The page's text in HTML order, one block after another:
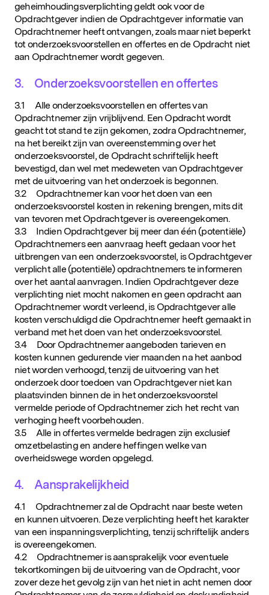
geheimhoudingsverplichting geldt ook voor de
Opdrachtgever indien de Opdrachtgever informatie van
Opdrachtnemer heeft ontvangen, zoals maar niet beperkt
tot onderzoeksvoorstellen en offertes en de Opdracht niet
aan Opdrachtnemer wordt gegeven.
3. Onderzoeksvoorstellen en offertes
3.1 Alle onderzoeksvoorstellen en offertes van
Opdrachtnemer zijn vrijblijvend. Een Opdracht wordt
geacht tot stand te zijn gekomen, zodra Opdrachtnemer,
na het bereikt zijn van overeenstemming over het
onderzoeksvoorstel, de Opdracht schriftelijk heeft
bevestigd, dan wel met medeweten van Opdrachtgever
met de uitvoering van het onderzoek is begonnen.
3.2 Opdrachtnemer kan voor het doen van een
onderzoeksvoorstel kosten in rekening brengen, mits dit
van tevoren met Opdrachtgever is overeengekomen.
3.3 Indien Opdrachtgever bij meer dan één (potentiële)
Opdrachtnemers een aanvraag heeft gedaan voor het
uitbrengen van een onderzoeksvoorstel, is Opdrachtgever
verplicht alle (potentiële) opdrachtnemers te informeren
over het aantal aanvragen. Indien Opdrachtgever deze
verplichting niet mocht nakomen en geen opdracht aan
Opdrachtnemer wordt verleend, is Opdrachtgever alle
kosten verschuldigd die Opdrachtnemer heeft gemaakt in
verband met het doen van het onderzoeksvoorstel.
3.4 Door Opdrachtnemer aangeboden tarieven en
kosten kunnen gedurende vier maanden na het aanbod
niet worden verhoogd, tenzij de uitvoering van het
onderzoek door toedoen van Opdrachtgever niet kan
plaatsvinden binnen de in het onderzoeksvoorstel
vermelde periode of Opdrachtnemer zich het recht van
verhoging heeft voorbehouden.
3.5 Alle in offertes vermelde bedragen zijn exclusief
omzetbelasting en andere heffingen welke van
overheidswege worden opgelegd.
4. Aansprakelijkheid
4.1 Opdrachtnemer zal de Opdracht naar beste weten
en kunnen uitvoeren. Deze verplichting heeft het karakter
van een inspanningsverplichting, tenzij schriftelijk anders
is overeengekomen.
4.2 Opdrachtnemer is aansprakelijk voor eventuele
tekortkomingen bij de uitvoering van de Opdracht, voor
zover deze het gevolg zijn van het niet in acht nemen door